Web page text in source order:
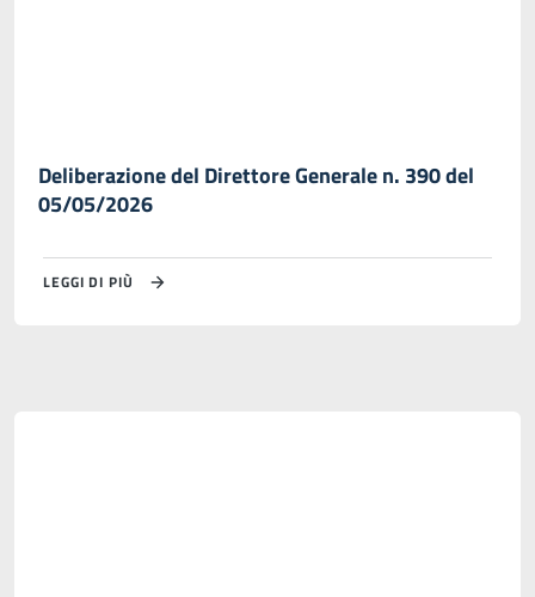
Deliberazione del Direttore Generale n. 390 del
05/05/2026
LEGGI DI PIÙ